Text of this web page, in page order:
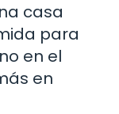
casa
para
en el
en